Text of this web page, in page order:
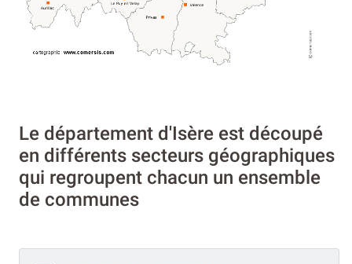
Le département d'Isère est découpé
en différents secteurs géographiques
qui regroupent chacun un ensemble
de communes